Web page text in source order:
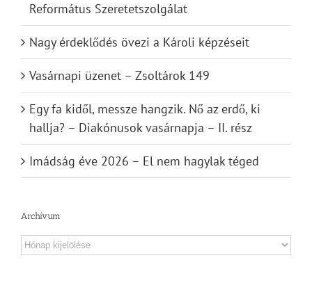
Református Szeretetszolgálat
Nagy érdeklődés övezi a Károli képzéseit
Vasárnapi üzenet – Zsoltárok 149
Egy fa kidől, messze hangzik. Nő az erdő, ki
hallja? – Diakónusok vasárnapja – II. rész
Imádság éve 2026 – El nem hagylak téged
Archívum
Archívum